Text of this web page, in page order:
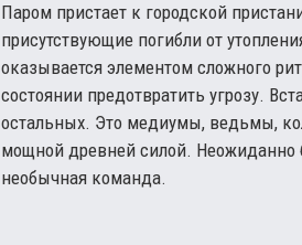
Паром пристает к городской
присутствующие погибли от
оказывается элементом сложного
состоянии предотвратить угрозу.
остальных. Это медиумы, ведьмы,
мощной древней силой. Неожиданно
необычная команда.